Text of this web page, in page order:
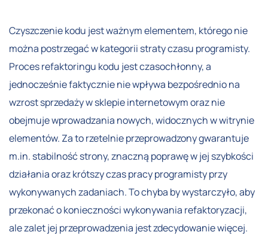
Czyszczenie kodu jest ważnym elementem, którego nie
można postrzegać w kategorii straty czasu programisty.
Proces refaktoringu kodu jest czasochłonny, a
jednocześnie faktycznie nie wpływa bezpośrednio na
wzrost sprzedaży w sklepie internetowym oraz nie
obejmuje wprowadzania nowych, widocznych w witrynie
elementów. Za to rzetelnie przeprowadzony gwarantuje
m.in. stabilność strony, znaczną poprawę w jej szybkości
działania oraz krótszy czas pracy programisty przy
wykonywanych zadaniach. To chyba by wystarczyło, aby
przekonać o konieczności wykonywania refaktoryzacji,
ale zalet jej przeprowadzenia jest zdecydowanie więcej.